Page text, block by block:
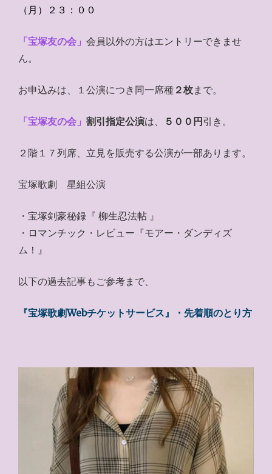
（月）２３：００
「宝塚友の会」 会員以外の方はエントリーできませ
ん。
お申込みは、１公演につき同一席種 ２枚まで。
「宝塚友の会」 割引指定公演は、 ５００円 引き。
２階１７列席、立見を販売する公演が一部あります。
宝塚歌劇 星組公演
・宝塚剣豪秘録『 柳生忍法帖 』
・ロマンチック・レビュー『モアー・ダンディズ
ム！』
以下の過去記事もご参考まで、
『宝塚歌劇Webチケットサービス』・先着順のとり方